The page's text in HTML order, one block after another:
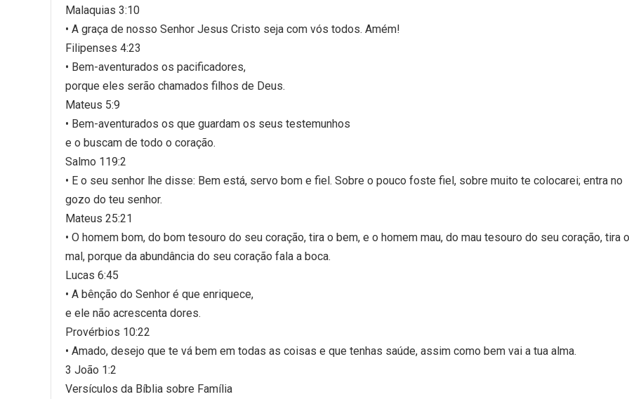
Malaquias 3:10
• A graça de nosso Senhor Jesus Cristo seja com vós todos. Amém!
Filipenses 4:23
• Bem-aventurados os pacificadores,
porque eles serão chamados filhos de Deus.
Mateus 5:9
• Bem-aventurados os que guardam os seus testemunhos
e o buscam de todo o coração.
Salmo 119:2
• E o seu senhor lhe disse: Bem está, servo bom e fiel. Sobre o pouco foste fiel, sobre muito te colocarei; entra no
gozo do teu senhor.
Mateus 25:21
• O homem bom, do bom tesouro do seu coração, tira o bem, e o homem mau, do mau tesouro do seu coração, tira o
mal, porque da abundância do seu coração fala a boca.
Lucas 6:45
• A bênção do Senhor é que enriquece,
e ele não acrescenta dores.
Provérbios 10:22
• Amado, desejo que te vá bem em todas as coisas e que tenhas saúde, assim como bem vai a tua alma.
3 João 1:2
Versículos da Bíblia sobre Família